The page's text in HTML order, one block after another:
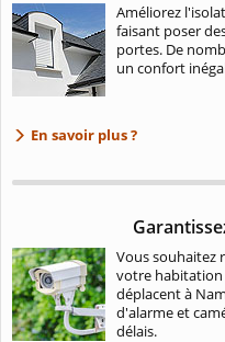
Améliorez
faisant poser
portes. De
un confort
En savoir plus ?
Vous souhaitez
votre habitation
déplacent à
d'alarme et
délais.